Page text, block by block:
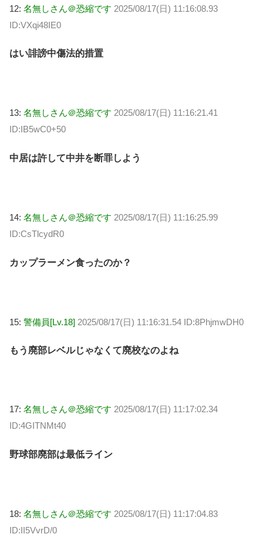
12: 名無しさん＠恐縮です 2025/08/17(日) 11:16:08.93
ID:VXqi48IE0
はい誹謗中傷法的措置
13: 名無しさん＠恐縮です 2025/08/17(日) 11:16:21.41
ID:IB5wC0+50
中居は許して中井を断罪しよう
14: 名無しさん＠恐縮です 2025/08/17(日) 11:16:25.99
ID:CsTlcydR0
カップラーメン食ったのか？
15: 警備員[Lv.18] 2025/08/17(日) 11:16:31.54 ID:8PhjmwDH0
もう廃部レベルじゃなくて廃校なのよね
17: 名無しさん＠恐縮です 2025/08/17(日) 11:17:02.34
ID:4GITNMt40
野球部廃部は最低ライン
18: 名無しさん＠恐縮です 2025/08/17(日) 11:17:04.83
ID:II5VvrD/0